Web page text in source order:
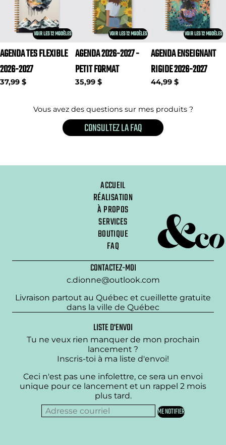
VOIR LES 12 MODÈLES
AGENDA TES FLEXIBLE
2026-2027
37,99 $
VOIR LES 12 MODÈLES
AGENDA 2026-2027 -
PETIT FORMAT
35,99 $
VOIR LES 12 MODÈLES
AGENDA ENSEIGNANT
RIGIDE 2026-2027
44,99 $
Vous avez des questions sur mes produits ?
CONSULTEZ LA FAQ
ACCUEIL
RÉALISATION
À PROPOS
SERVICES
BOUTIQUE
FAQ
CONTACTEZ-MOI
c.dionne@outlook.com
Livraison partout au Québec et cueillette gratuite
dans la ville de Québec
LISTE D'ENVOI
Tu ne veux rien manquer de mon prochain
lancement ?
Inscris-toi à ma liste d'envoi!
Ceci n'est pas une infolettre, ce sera un envoi
unique pour ce lancement et un rappel 2 mois
plus tard.